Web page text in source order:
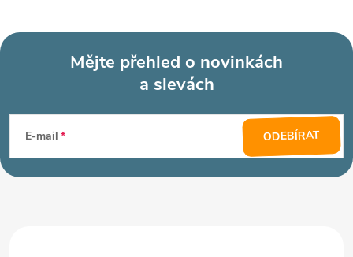
p
Mějte přehled o novinkách
a slevách
E-mail ODEBÍRAT